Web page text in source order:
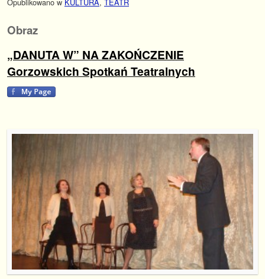
Obraz
„DANUTA W” NA ZAKOŃCZENIE
Gorzowskich Spotkań Teatralnych